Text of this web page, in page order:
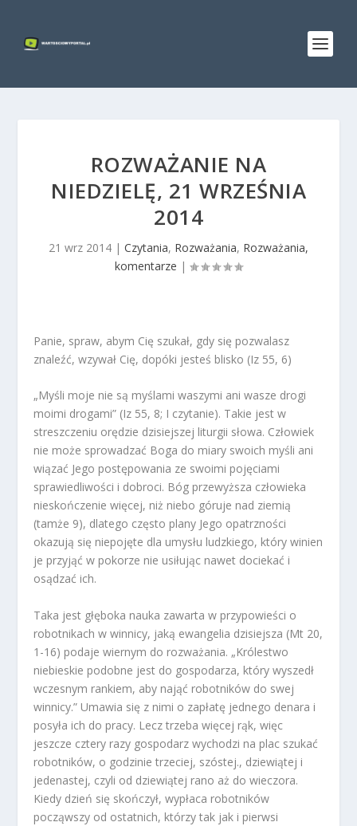
ROZWAŻANIE NA
NIEDZIELĘ, 21 WRZEŚNIA
2014
21 wrz 2014 | Czytania, Rozważania, Rozważania,
komentarze |
Panie, spraw, abym Cię szukał, gdy się pozwalasz
znaleźć, wzywał Cię, dopóki jesteś blisko (Iz 55, 6)
„Myśli moje nie są myślami waszymi ani wasze drogi
moimi drogami” (Iz 55, 8; I czytanie). Takie jest w
streszczeniu orędzie dzisiejszej liturgii słowa. Człowiek
nie może sprowadzać Boga do miary swoich myśli ani
wiązać Jego postępowania ze swoimi pojęciami
sprawiedliwości i dobroci. Bóg przewyższa człowieka
nieskończenie więcej, niż niebo góruje nad ziemią
(tamże 9), dlatego często plany Jego opatrzności
okazują się niepojęte dla umysłu ludzkiego, który winien
je przyjąć w pokorze nie usiłując nawet dociekać i
osądzać ich.
Taka jest głęboka nauka zawarta w przypowieści o
robotnikach w winnicy, jaką ewangelia dzisiejsza (Mt 20,
1-16) podaje wiernym do rozważania. „Królestwo
niebieskie podobne jest do gospodarza, który wyszedł
wczesnym rankiem, aby nająć robotników do swej
winnicy.” Umawia się z nimi o zapłatę jednego denara i
posyła ich do pracy. Lecz trzeba więcej rąk, więc
jeszcze cztery razy gospodarz wychodzi na plac szukać
robotników, o godzinie trzeciej, szóstej., dziewiątej i
jedenastej, czyli od dziewiątej rano aż do wieczora.
Kiedy dzień się skończył, wypłaca robotników
począwszy od ostatnich, którzy tak jak i pierwsi